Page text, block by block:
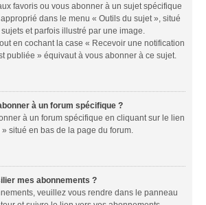
favoris ou vous abonner à un sujet spécifique
dans le menu « Outils du sujet », situé
et parfois illustré par une image.
en cochant la case « Recevoir une notification
publiée » équivaut à vous abonner à ce sujet.
à un forum spécifique ?
à un forum spécifique en cliquant sur le lien
situé en bas de la page du forum.
mes abonnements ?
veuillez vous rendre dans le panneau